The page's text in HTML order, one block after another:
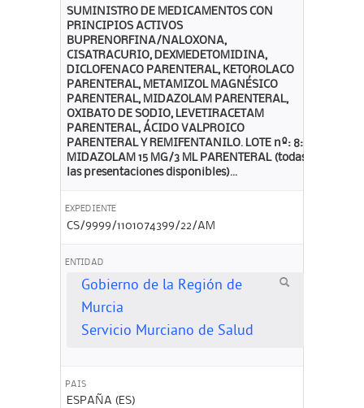
SUMINISTRO DE MEDICAMENTOS CON
PRINCIPIOS ACTIVOS
BUPRENORFINA/NALOXONA,
CISATRACURIO, DEXMEDETOMIDINA,
DICLOFENACO PARENTERAL, KETOROLACO
PARENTERAL, METAMIZOL MAGNÉSICO
PARENTERAL, MIDAZOLAM PARENTERAL,
OXIBATO DE SODIO, LEVETIRACETAM
PARENTERAL, ÁCIDO VALPROICO
PARENTERAL Y REMIFENTANILO. LOTE nº: 8:
MIDAZOLAM 15 MG/3 ML PARENTERAL (todas
las presentaciones disponibles)...
EXPEDIENTE
CS/9999/1101074399/22/AM
ENTIDAD
Gobierno de la Región de
Murcia
Servicio Murciano de Salud
PAIS
ESPAÑA (ES)